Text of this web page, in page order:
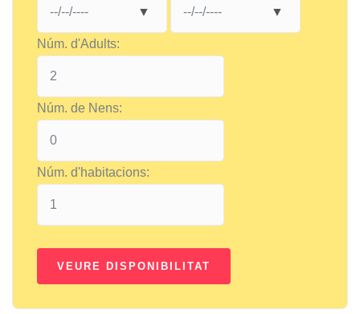
Núm. d'Adults:
Núm. de Nens:
Núm. d'habitacions: